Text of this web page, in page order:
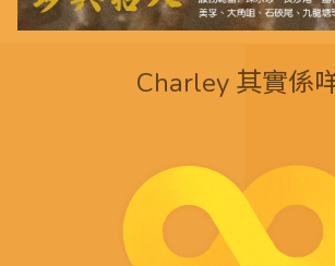
Charley 其實係